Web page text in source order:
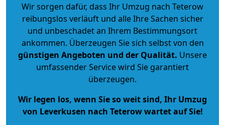
Wir sorgen dafür, dass Ihr Umzug nach Teterow
reibungslos verläuft und alle Ihre Sachen sicher
und unbeschadet an Ihrem Bestimmungsort
ankommen. Überzeugen Sie sich selbst von den
günstigen Angeboten und der Qualität. Unsere
umfassender Service wird Sie garantiert
überzeugen.
Wir legen los, wenn Sie so weit sind, Ihr Umzug
von Leverkusen nach Teterow wartet auf Sie!